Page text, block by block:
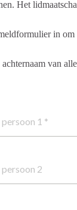
Het
in
van
1 *
2